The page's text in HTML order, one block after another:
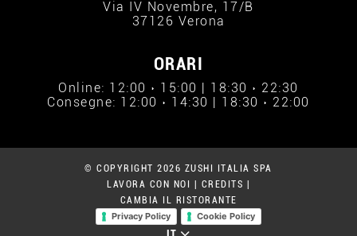
Via IV Novembre, 17/B
37126 Verona
ORARI
Online: 12:00 › 15:00 | 18:30 › 22:30
Consegne: 12:00 › 14:30 | 18:30 › 22:00
© COPYRIGHT 2026 ZUSHI ITALIA SPA
LAVORA CON NOI
CREDITS
CAMBIA IL RISTORANTE
Privacy Policy
Cookie Policy